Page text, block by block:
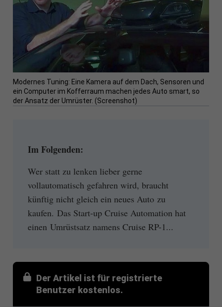
Modernes Tuning: Eine Kamera auf dem Dach, Sensoren und
ein Computer im Kofferraum machen jedes Auto smart, so
der Ansatz der Umrüster. (Screenshot)
Im Folgenden:
Wer statt zu lenken lieber gerne
vollautomatisch gefahren wird, braucht
künftig nicht gleich ein neues Auto zu
kaufen. Das Start-up Cruise Automation hat
einen Umrüstsatz namens Cruise RP-1...
Der Artikel ist für registrierte
Benutzer kostenlos.